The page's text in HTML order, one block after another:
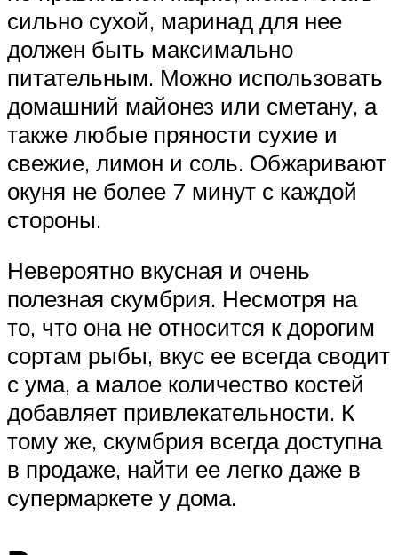
сильно сухой, маринад для нее
должен быть максимально
питательным. Можно использовать
домашний майонез или сметану, а
также любые пряности сухие и
свежие, лимон и соль. Обжаривают
окуня не более 7 минут с каждой
стороны.
Невероятно вкусная и очень
полезная скумбрия. Несмотря на
то, что она не относится к дорогим
сортам рыбы, вкус ее всегда сводит
с ума, а малое количество костей
добавляет привлекательности. К
тому же, скумбрия всегда доступна
в продаже, найти ее легко даже в
супермаркете у дома.